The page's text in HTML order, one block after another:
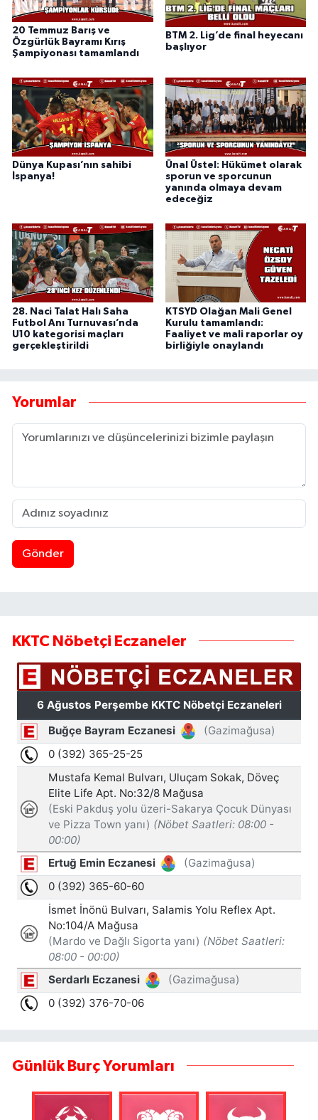
20 Temmuz Barış ve
Özgürlük Bayramı Kırış
Şampiyonası tamamlandı
BTM 2. Lig’de final heyecanı
başlıyor
Dünya Kupası’nın sahibi
İspanya!
Ünal Üstel: Hükümet olarak
sporun ve sporcunun
yanında olmaya devam
edeceğiz
28. Naci Talat Halı Saha
Futbol Anı Turnuvası’nda
U10 kategorisi maçları
gerçekleştirildi
KTSYD Olağan Mali Genel
Kurulu tamamlandı:
Faaliyet ve mali raporlar oy
birliğiyle onaylandı
Yorumlar
Gönder
KKTC Nöbetçi Eczaneler
Günlük Burç Yorumları